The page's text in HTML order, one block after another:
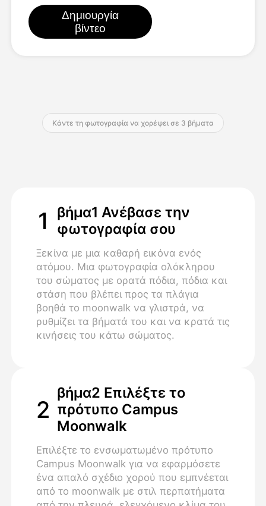
Blog
Δημιουργία
βίντεο
Κάντε τη φωτογραφία να χορέψει σε 3 βήματα
1
βήμα1 Ανέβασε την
φωτογραφία σου
Ξεκίνα με μια καθαρή εικόνα ενός
ατόμου. Μια φωτογραφία ολόκληρου
του σώματος με ορατά πόδια, πόδια και
στάση που βλέπει προς τα πλάγια
βοηθά το moonwalk να γλιστρά, να
ρυθμίζει τα βήματά του και να κρατά τις
κινήσεις του κάτω σώματος.
2
βήμα2 Επιλέξτε το
πρότυπο Campus
Moonwalk
Επιλέξτε το ενσωματωμένο πρότυπο
Campus Moonwalk για να εφαρμόσετε
ένα απαλό σχέδιο χορού που εμπνέεται
από το moonwalk με στιλ περπατήματα